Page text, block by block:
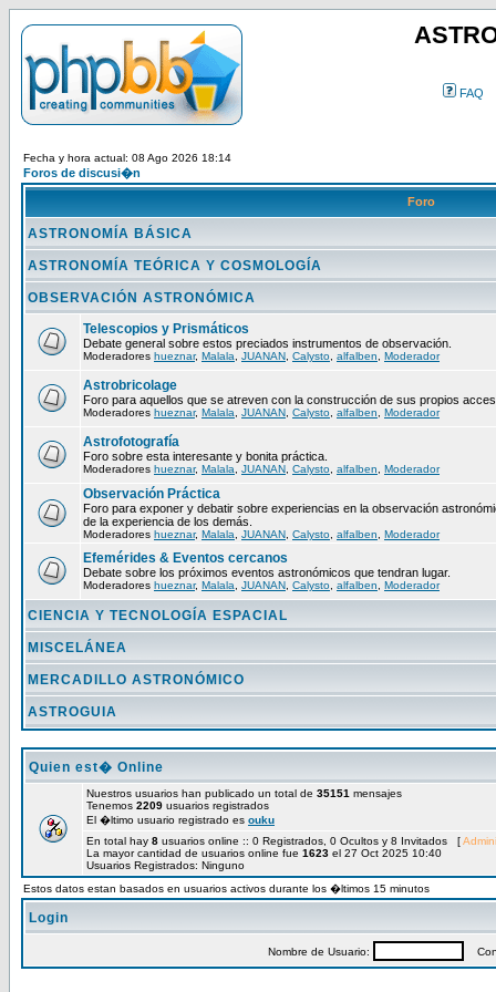
FAQ
Fecha y hora actual: 08 Ago 2026 18:14
Foros de discusi�n
Foro
ASTRONOMÍA BÁSICA
ASTRONOMÍA TEÓRICA Y COSMOLOGÍA
OBSERVACIÓN ASTRONÓMICA
Telescopios y Prismáticos
Debate general sobre estos preciados instrumentos de observación.
Moderadores hueznar, Malala JUANAN Calysto alfalben Moderador
Astrobricolage
Foro para aquellos que se atreven con la construcción de sus propios
Moderadores hueznar, Malala JUANAN Calysto alfalben Moderador
Astrofotografía
Foro sobre esta interesante y bonita práctica.
Moderadores hueznar, Malala JUANAN Calysto alfalben Moderador
Observación Práctica
Foro para exponer y debatir sobre experiencias en la observación
de la experiencia de los demás.
Moderadores hueznar, Malala JUANAN Calysto alfalben Moderador
Efemérides & Eventos cercanos
Debate sobre los próximos eventos astronómicos que tendran lugar.
Moderadores hueznar, Malala JUANAN Calysto alfalben Moderador
CIENCIA Y TECNOLOGÍA ESPACIAL
MISCELÁNEA
MERCADILLO ASTRONÓMICO
ASTROGUIA
Quien est� Online
Nuestros usuarios han publicado un total de 35151 mensajes
Tenemos 2209 usuarios registrados
El �ltimo usuario registrado es ouku
En total hay 8 usuarios online :: 0 Registrados, 0 Ocultos y 8 Invitados [
La mayor cantidad de usuarios online fue 1623 el 27 Oct 2025 10:40
Usuarios Registrados: Ninguno
Estos datos estan basados en usuarios activos durante los �ltimos 15 minutos
Login
Nombre de Usuario: